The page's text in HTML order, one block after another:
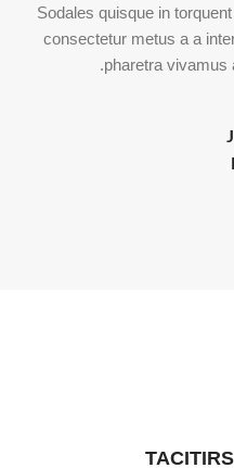
Sodales quisque in
consectetur metus a a
pharetra vivamus